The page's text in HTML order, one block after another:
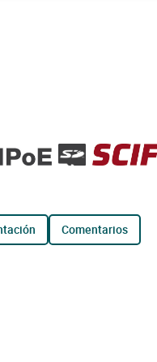
comentarios